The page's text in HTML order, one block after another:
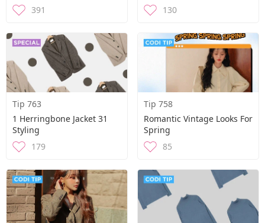
391
130
Tip 763
1 Herringbone Jacket 31
Styling
179
Tip 758
Romantic Vintage Looks For
Spring
85